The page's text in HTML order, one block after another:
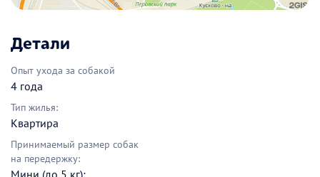
Детали
Опыт ухода за собакой
4 года
Тип жилья:
Квартира
Принимаемый размер собак
на передержку: